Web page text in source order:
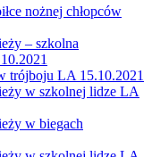
nożnej chłopców
– szkolna
trójboju LA 15.10.2021
w szkolnej lidze LA
w biegach